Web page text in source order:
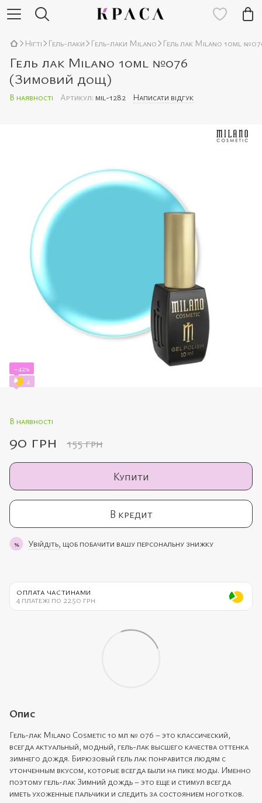
Нігті Гель-лаки Гель-лаки Milano Гель лак Milano 10ml
Гель лак Milano 10ml №076
(Зимовий дощ)
В наявності Артикул: mil-1282 Написати відгук
−42%
4
В наявності
90 грн 155 грн
Купити
В кредит
% Увійдіть, щоб побачити вашу персональну знижку
ОПЛАТА ЧАСТИНАМИ
4 платежі по 22.50 грн
Опис
Гель-лак Milano Cosmetic 10 мл № 076 – это классический,
всегда актуальный, модный, гель-лак высшего качества оттенка
зимнего дождя. Бирюзовый гель лак понравится людям с
утонченным вкусом, которые всегда были на пике моды. Именно
поэтому гель-лак Зимний дождь – это еще и стимул всегда
иметь ухоженные пальчики и следить за состоянием ноготков.